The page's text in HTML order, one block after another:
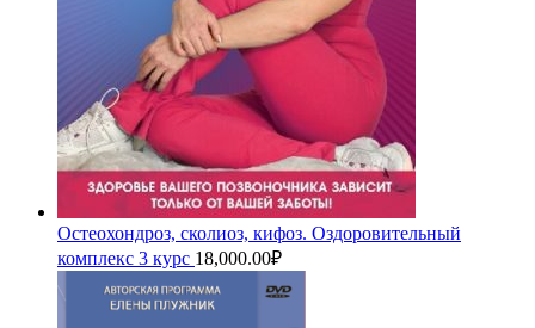
Остеохондроз, сколиоз, кифоз. Оздоровительный
комплекс 3 курс 18,000.00₽